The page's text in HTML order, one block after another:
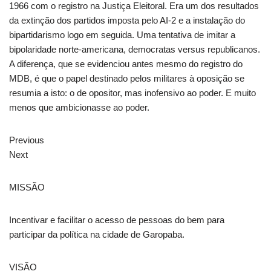
1966 com o registro na Justiça Eleitoral. Era um dos resultados
da extinção dos partidos imposta pelo AI-2 e a instalação do
bipartidarismo logo em seguida. Uma tentativa de imitar a
bipolaridade norte-americana, democratas versus republicanos.
A diferença, que se evidenciou antes mesmo do registro do
MDB, é que o papel destinado pelos militares à oposição se
resumia a isto: o de opositor, mas inofensivo ao poder. E muito
menos que ambicionasse ao poder.
Previous
Next
MISSÃO
Incentivar e facilitar o acesso de pessoas do bem para
participar da política na cidade de Garopaba.
VISÃO